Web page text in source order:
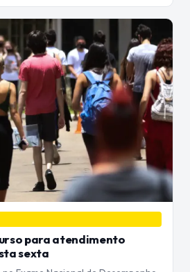
para atendimento
sexta